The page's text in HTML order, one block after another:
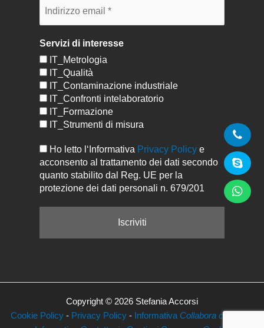
Servizi di interesse
IT_Metrologia
IT_Qualità
IT_Contaminazione industriale
IT_Confronti intelaboratorio
IT_Formazione
IT_Strumenti di misura
Ho letto l‘Informativa Privacy Policy e
acconsento al trattamento dei dati secondo
quanto stabilito dal Reg. UE per la
protezione dei dati personali n. 679/201
Copyright © 2026 Stefania Accorsi
Cookie Policy - Privacy Policy - Informativa Collabora con Noi